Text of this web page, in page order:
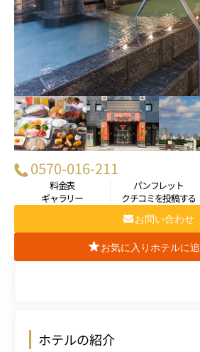
0570-016-211
料金表
パンフレット
ギャラリー
クチコミを投稿する
お問い合わせ
お気に入りホテルに
ホテルの紹介